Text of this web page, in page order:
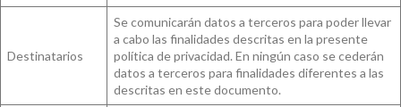
Destinatarios
Se comunicarán datos a terceros para poder llevar
a cabo las finalidades descritas en la presente
política de privacidad. En ningún caso se cederán
datos a terceros para finalidades diferentes a las
descritas en este documento.